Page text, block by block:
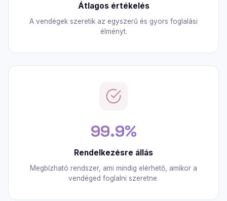
Átlagos értékelés
A vendégek szeretik az egyszerű és gyors foglalási
élményt.
99.9%
Rendelkezésre állás
Megbízható rendszer, ami mindig elérhető, amikor a
vendéged foglalni szeretne.